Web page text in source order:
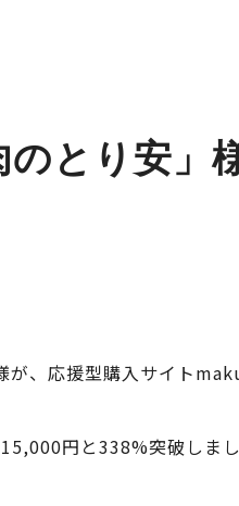
とり安」
、応援型購入サイト
円と338%突破しまし